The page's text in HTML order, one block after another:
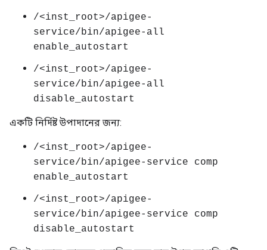
/<inst_root>/apigee-
service/bin/apigee-all
enable_autostart
/<inst_root>/apigee-
service/bin/apigee-all
disable_autostart
একটি নির্দিষ্ট উপাদানের জন্য:
/<inst_root>/apigee-
service/bin/apigee-service comp
enable_autostart
/<inst_root>/apigee-
service/bin/apigee-service comp
disable_autostart